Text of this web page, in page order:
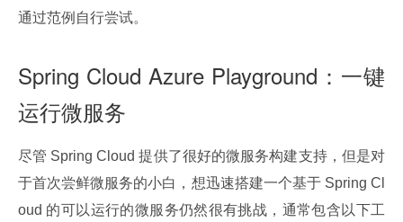
通过范例自行尝试。
Spring Cloud Azure Playground：一键
运行微服务
尽管 Spring Cloud 提供了很好的微服务构建支持，但是对
于首次尝鲜微服务的小白，想迅速搭建一个基于 Spring Cl
oud 的可以运行的微服务仍然很有挑战，通常包含以下工